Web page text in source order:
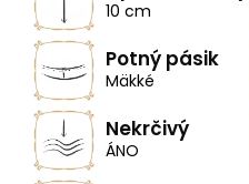
10 cm
Potný pásik
Mäkké
Nekrčivý
ÁNO